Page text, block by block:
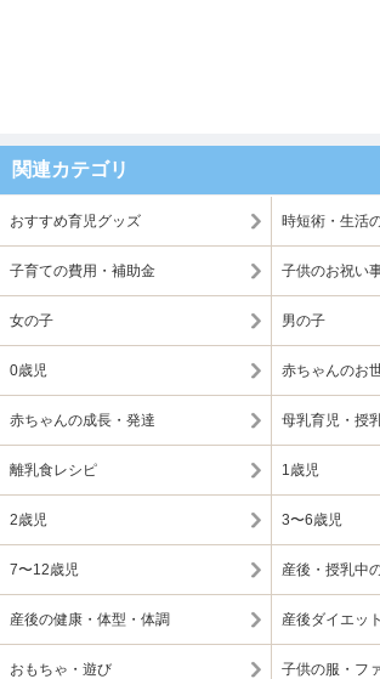
関連カテゴリ
おすすめ育児グッズ 時短術・生活
子育ての費用・補助金 子供のお祝い
女の子 男の子
0歳児 赤ちゃんのお
赤ちゃんの成長・発達 母乳育児・授
離乳食レシピ 1歳児
2歳児 3〜6歳児
7〜12歳児 産後・授乳中
産後の健康・体型・体調 産後ダイエット
おもちゃ・遊び 子供の服・フ